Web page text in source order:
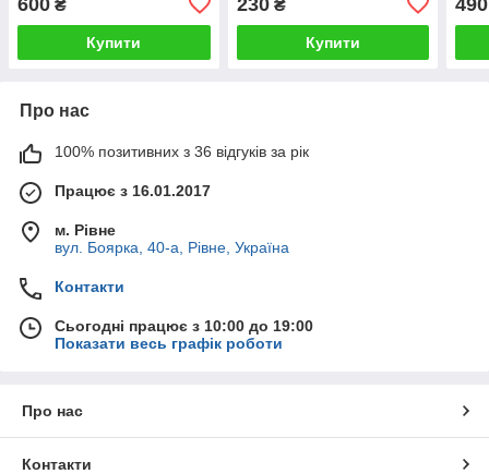
₴
Купити
₴
Купити
Про нас
100% позитивних з 36 відгуків за рік
Працює з 16.01.2017
м. Рівне
вул. Боярка, 40-а, Рівне, Україна
Контакти
Сьогодні працює з 10:00 до 19:00
Показати весь графік роботи
Про нас
Контакти